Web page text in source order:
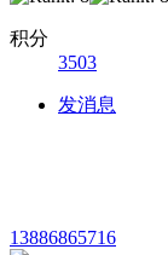
积分
3503
发消息
13886865716